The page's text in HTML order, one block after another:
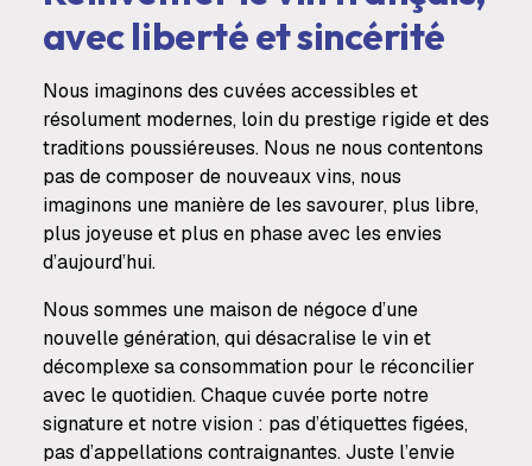
avec liberté et sincérité
Nous imaginons des cuvées accessibles et
résolument modernes, loin du prestige rigide et des
traditions poussiéreuses. Nous ne nous contentons
pas de composer de nouveaux vins, nous
imaginons une manière de les savourer, plus libre,
plus joyeuse et plus en phase avec les envies
d’aujourd’hui.
Nous sommes une maison de négoce d’une
nouvelle génération, qui désacralise le vin et
décomplexe sa consommation pour le réconcilier
avec le quotidien. Chaque cuvée porte notre
signature et notre vision : pas d’étiquettes figées,
pas d’appellations contraignantes. Juste l’envie